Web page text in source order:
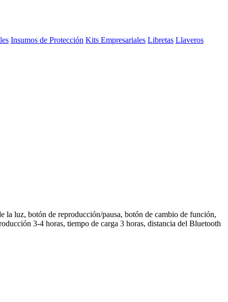
Insumos de Protección Kits Empresariales Libretas Llaveros
luz, botón de reproducción/pausa, botón de cambio de función,
3-4 horas, tiempo de carga 3 horas, distancia del Bluetooth